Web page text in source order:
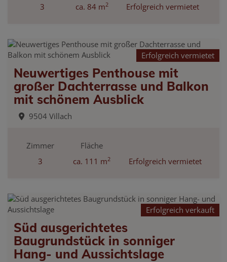
3
ca. 84 m2 Erfolgreich vermietet
Erfolgreich vermietet
Neuwertiges Penthouse mit
großer Dachterrasse und Balkon
mit schönem Ausblick
9504 Villach
Zimmer
3
Fläche
ca. 111 m2 Erfolgreich vermietet
Erfolgreich verkauft
Süd ausgerichtetes
Baugrundstück in sonniger
Hang- und Aussichtslage